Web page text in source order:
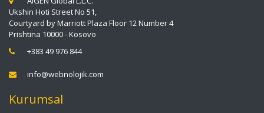
Ukshin Hoti Street No 51,
Courtyard by Marriott Plaza Floor 12 Number 4
Prishtina 10000 - Kosovo
+383 49 976 844
info@webnolojik.com
Kurumsal